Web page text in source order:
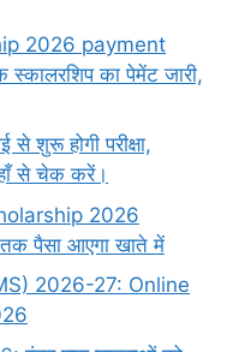
2026 payment
का पेमेंट जारी,
शुरू होगी परीक्षा,
से चेक करें।
2026
पैसा आएगा खाते में
2026-27: Online